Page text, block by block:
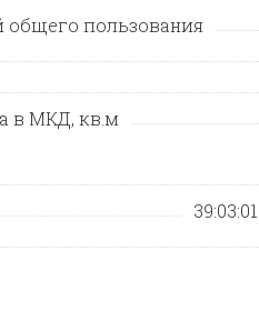
пользования
в МКД, кв.м